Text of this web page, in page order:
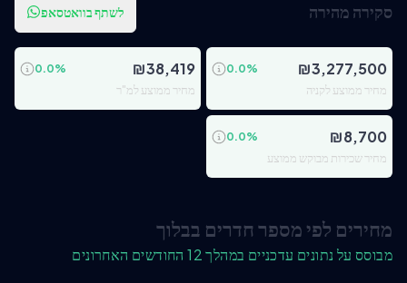
סקירה מהירה לשתף בוואטסאפ
₪3,277,500
0.0%
מחיר ממוצע לקניה
₪38,419
0.0%
מחיר ממוצע למ"ר
₪8,700
0.0%
מחיר שכירות מבוקש ממוצע
מחירים לפי מספר חדרים בבלוך
מבוסס על נתונים עדכניים במהלך 12 החודשים האחרונים